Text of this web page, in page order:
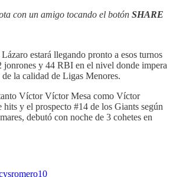
con un amigo tocando el botón SHARE
estará llegando pronto a esos turnos
jonrones y 44 RBI en el nivel donde impera
la calidad de Ligas Menores.
Víctor Víctor Mesa como Víctor
hits y el prospecto #14 de los Giants según
debutó con noche de 3 cohetes en